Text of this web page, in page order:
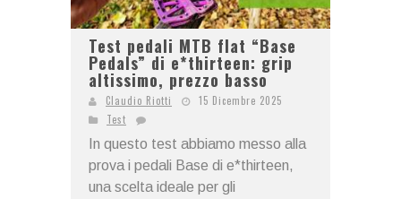
Test pedali MTB flat “Base
Pedals” di e*thirteen: grip
altissimo, prezzo basso
Claudio Riotti
15 Dicembre 2025
Test
In questo test abbiamo messo alla
prova i pedali Base di e*thirteen,
una scelta ideale per gli